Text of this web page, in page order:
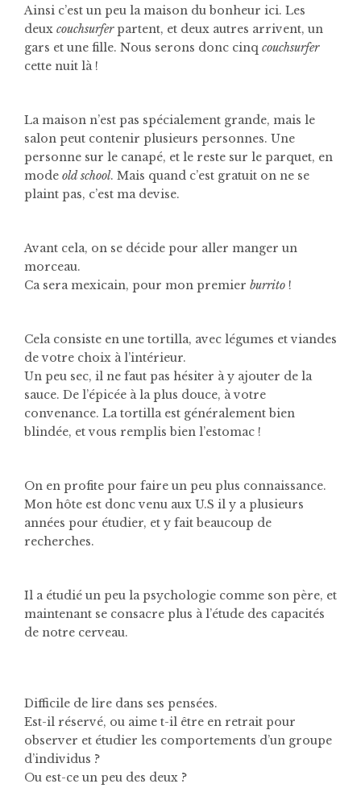
Ainsi c’est un peu la maison du bonheur ici. Les
deux couchsurferpartent, et deux autres arrivent, un
gars et une fille. Nous serons donc cinq couchsurfer
cette nuit là !
La maison n’est pas spécialement grande, mais le
salon peut contenir plusieurs personnes. Une
personne sur le canapé, et le reste sur le parquet, en
mode old school. Mais quand c’est gratuit on ne se
plaint pas, c’est ma devise.
Avant cela, on se décide pour aller manger un
morceau.
Ca sera mexicain, pour mon premier burrito !
Cela consiste en une tortilla, avec légumes et viandes
de votre choix à l’intérieur.
Un peu sec, il ne faut pas hésiter à y ajouter de la
sauce. De l’épicée à la plus douce, à votre
convenance. La tortilla est généralement bien
blindée, et vous remplis bien l’estomac !
On en profite pour faire un peu plus connaissance.
Mon hôte est donc venu aux U.S il y a plusieurs
années pour étudier, et y fait beaucoup de
recherches.
Il a étudié un peu la psychologie comme son père, et
maintenant se consacre plus à l’étude des capacités
de notre cerveau.
Difficile de lire dans ses pensées.
Est-il réservé, ou aime t-il être en retrait pour
observer et étudier les comportements d’un groupe
d’individus ?
Ou est-ce un peu des deux ?